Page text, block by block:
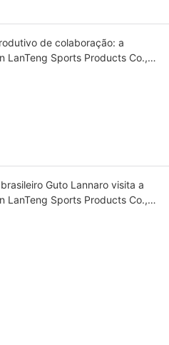
de colaboração: a
LanTeng Sports Products Co.,
Guto Lannaro visita a
LanTeng Sports Products Co.,